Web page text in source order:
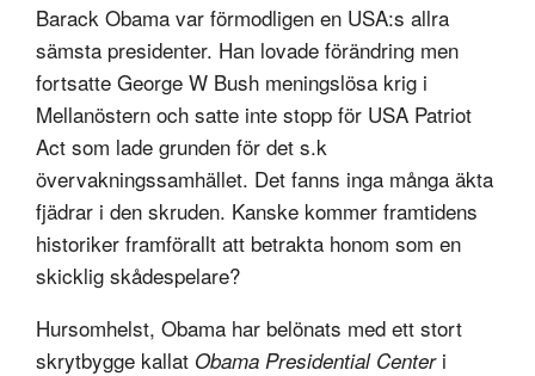
Barack Obama var förmodligen en USA:s allra
sämsta presidenter. Han lovade förändring men
fortsatte George W Bush meningslösa krig i
Mellanöstern och satte inte stopp för USA Patriot
Act som lade grunden för det s.k
övervakningssamhället. Det fanns inga många äkta
fjädrar i den skruden. Kanske kommer framtidens
historiker framförallt att betrakta honom som en
skicklig skådespelare?
Hursomhelst, Obama har belönats med ett stort
skrytbygge kallat Obama Presidential Centeri